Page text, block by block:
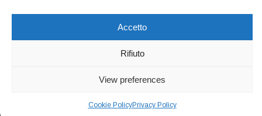
Accetto
Rifiuto
View preferences
Cookie PolicyPrivacy Policy
Copyright © 2026. All rights reserved.Privacy Policy-